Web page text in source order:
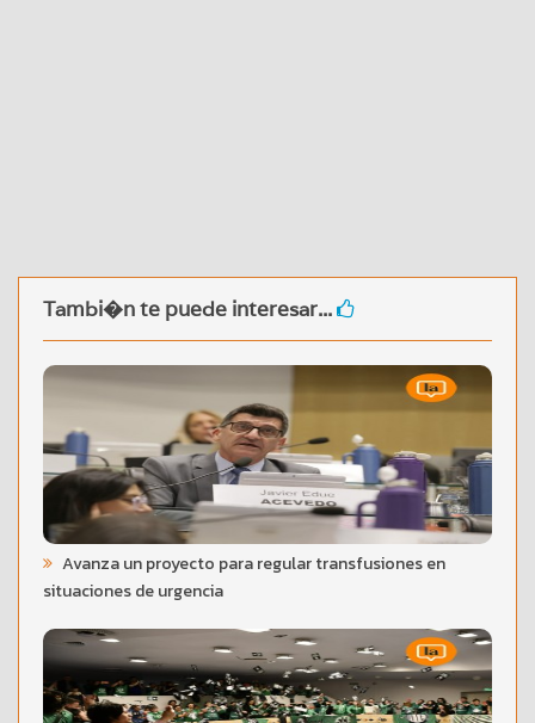
Tambi�n te puede interesar...
Avanza un proyecto para regular transfusiones en
situaciones de urgencia